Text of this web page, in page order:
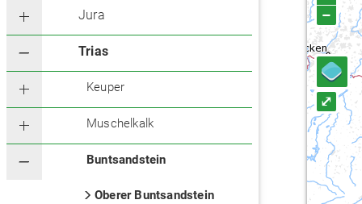
Jura
Trias
Keuper
Muschelkalk
Buntsandstein
Oberer Buntsandstein
–
⤢